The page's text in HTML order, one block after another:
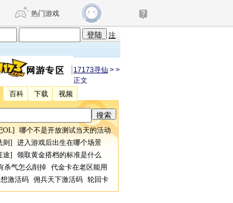
热门游戏
传奇4
界 仙剑世界
注
17173寻仙 > >
正文
百科 下载 视频
OL] 哪个不是开放测试当天的活动
则 ] 进入游戏后出生在哪个场景
途] 领取黄金搭档的标准是什么
杀气怎么削掉 代金卡在老区能用
激活码 佣兵天下激活码 轮回卡